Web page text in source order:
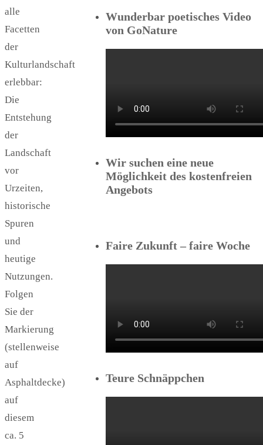
alle
Facetten
der
Kulturlandschaft
erlebbar:
Die
Entstehung
der
Landschaft
vor
Urzeiten,
historische
Spuren
und
heutige
Nutzungen.
Folgen
Sie der
Markierung
(stellenweise
auf
Asphaltdecke)
auf
diesem
ca. 5
Wunderbar poetisches Video
von GoNature
Wir suchen eine neue
Möglichkeit des kostenfreien
Angebots
Faire Zukunft – faire Woche
Teure Schnäppchen